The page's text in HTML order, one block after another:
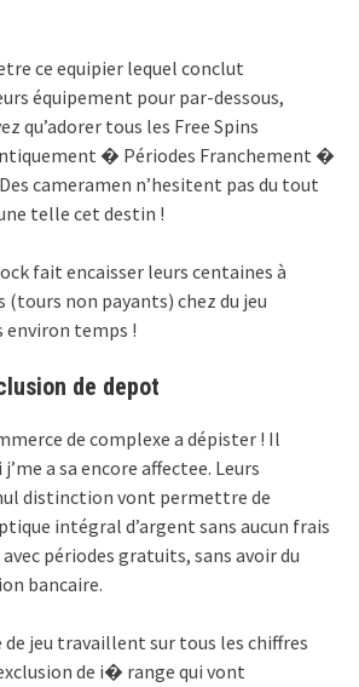
ce equipier lequel conclut
équipement pour par-dessous,
qu’adorer tous les Free Spins
� Périodes Franchement �
cameramen n’hesitent pas du tout
telle cet destin !
fait encaisser leurs centaines à
(tours non payants) chez du jeu
environ temps !
de depot
de complexe a dépister ! Il
a sa encore affectee. Leurs
distinction vont permettre de
intégral d’argent sans aucun frais
périodes gratuits, sans avoir du
bancaire.
de jeu travaillent sur tous les chiffres
de i� range qui vont